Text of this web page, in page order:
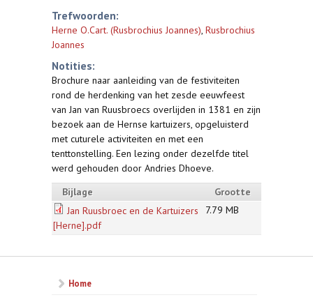
Trefwoorden:
Herne O.Cart. (Rusbrochius Joannes), Rusbrochius
Joannes
Notities:
Brochure naar aanleiding van de festiviteiten
rond de herdenking van het zesde eeuwfeest
van Jan van Ruusbroecs overlijden in 1381 en zijn
bezoek aan de Hernse kartuizers, opgeluisterd
met cuturele activiteiten en met een
tenttonstelling. Een lezing onder dezelfde titel
werd gehouden door Andries Dhoeve.
Bijlage
Grootte
Jan Ruusbroec en de Kartuizers
[Herne].pdf
7.79 MB
Home